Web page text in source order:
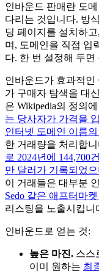
인바운드 판매란 도
다리는 것입니다. 방
딩 페이지를 설치하고,
며, 도메인을 직접 입
다. 한 번 설정해 두
인바운드가 효과적인
가 구매자 탐색을 대
은 Wikipedia의 정의
는 당사자가 가격을
인터넷 도메인 이름
한 거래량을 처리합
로 2024년에 144,700
만 달러가 기록되었으
이 거래들은 대부분
Sedo 같은 애프터마
리스팅을 노출시킵니
인바운드로 얻는 것:
높은 마진. 스스
이미 원하는 최